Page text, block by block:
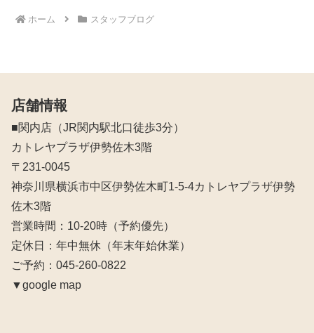
ホーム スタッフブログ
店舗情報
■関内店（JR関内駅北口徒歩3分）
カトレヤプラザ伊勢佐木3階
〒231-0045
神奈川県横浜市中区伊勢佐木町1-5-4カトレヤプラザ伊勢
佐木3階
営業時間：10‐20時（予約優先）
定休日：年中無休（年末年始休業）
ご予約：045-260-0822
▼google map